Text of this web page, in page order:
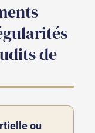
de
ou